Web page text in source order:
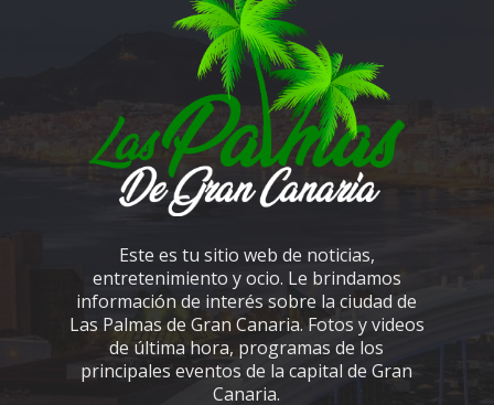
Este es tu sitio web de noticias,
entretenimiento y ocio. Le brindamos
información de interés sobre la ciudad de
Las Palmas de Gran Canaria. Fotos y videos
de última hora, programas de los
principales eventos de la capital de Gran
Canaria.